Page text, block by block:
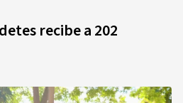
recibe a 202